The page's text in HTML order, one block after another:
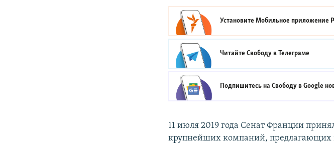
Установите Мобильное приложение
Читайте Свободу вТелеграме
Подпишитесь на Свободу вGoogle
11 июля 2019 года Сенат Франции
крупнейших компаний, предлагающих